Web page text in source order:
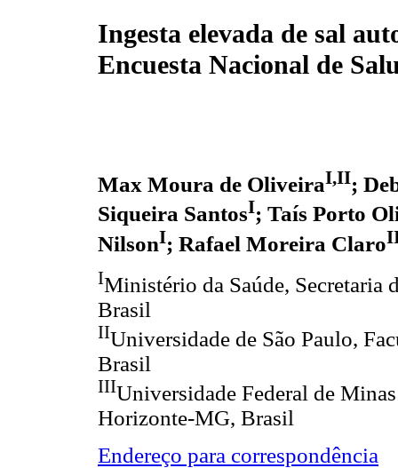
Ingesta elevada de sal
Encuesta Nacional de
Max Moura de OliveiraI,II;
Siqueira SantosI; Taís Porto
NilsonI; Rafael Moreira Claro
IMinistério da Saúde, Secretaria
Brasil
IIUniversidade de São Paulo,
Brasil
IIIUniversidade Federal de
Horizonte-MG, Brasil
Endereço para correspondência